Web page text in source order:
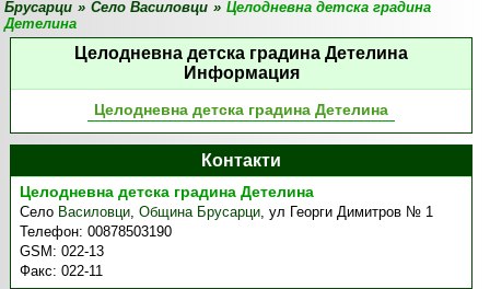
Брусарци » Село Василовци » Целодневна детска градина
Детелина
Целодневна детска градина Детелина
Информация
Целодневна детска градина Детелина
Контакти
Целодневна детска градина Детелина
Село Василовци,Община Брусарци,ул Георги Димитров № 1
Телефон:00878503190
GSM:022-13
Факс:022-11